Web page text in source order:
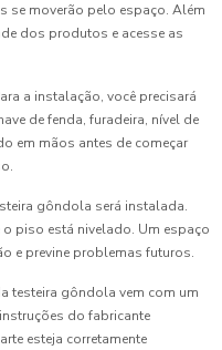
se moverão pelo espaço. Além
dos produtos e acesse as
a instalação, você precisará
de fenda, furadeira, nível de
em mãos antes de começar
gôndola será instalada.
piso está nivelado. Um espaço
e previne problemas futuros.
testeira gôndola vem com um
do fabricante
esteja corretamente